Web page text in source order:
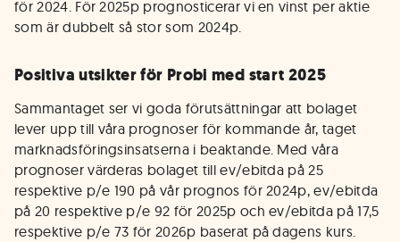
för 2024. För 2025p prognosticerar vi en vinst per aktie
som är dubbelt så stor som 2024p.
Positiva utsikter för Probi med start 2025
Sammantaget ser vi goda förutsättningar att bolaget
lever upp till våra prognoser för kommande år, taget
marknadsföringsinsatserna i beaktande. Med våra
prognoser värderas bolaget till ev/ebitda på 25
respektive p/e 190 på vår prognos för 2024p, ev/ebitda
på 20 respektive p/e 92 för 2025p och ev/ebitda på 17,5
respektive p/e 73 för 2026p baserat på dagens kurs.